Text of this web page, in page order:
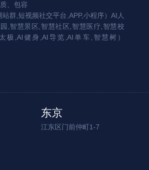
、包容
群,短视频社交平台,APP,小程序）AI人
,智慧景区,智慧社区,智慧医疗,智慧校
极,AI健身,AI导览,AI单车,智慧树）
东京
江东区门前仲町1-7